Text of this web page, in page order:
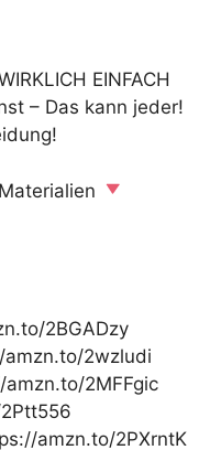
EINFACH
– Das kann jeder!
2BGADzy
2wzludi
2MFFgic
amzn.to/2PXrntK